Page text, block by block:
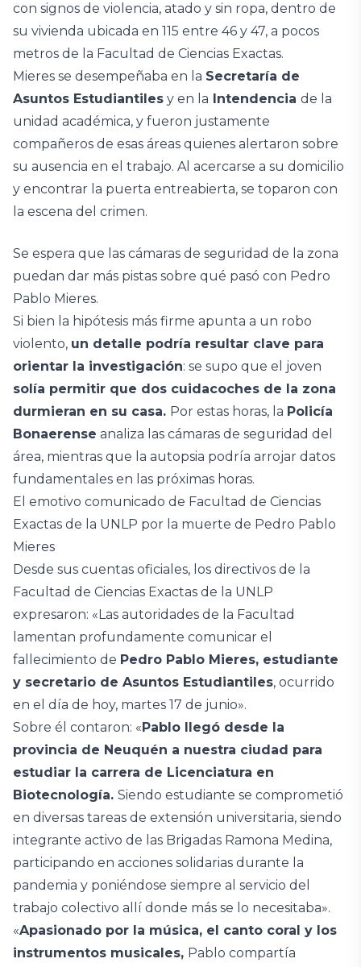
con signos de violencia, atado y sin ropa, dentro de
su vivienda ubicada en 115 entre 46 y 47, a pocos
metros de la Facultad de Ciencias Exactas.
Mieres se desempeñaba en la Secretaría de
Asuntos Estudiantiles y en la Intendencia de la
unidad académica, y fueron justamente
compañeros de esas áreas quienes alertaron sobre
su ausencia en el trabajo. Al acercarse a su domicilio
y encontrar la puerta entreabierta, se toparon con
la escena del crimen.
Se espera que las cámaras de seguridad de la zona
puedan dar más pistas sobre qué pasó con Pedro
Pablo Mieres.
Si bien la hipótesis más firme apunta a un robo
violento, un detalle podría resultar clave para
orientar la investigación: se supo que el joven
solía permitir que dos cuidacoches de la zona
durmieran en su casa. Por estas horas, la Policía
Bonaerense analiza las cámaras de seguridad del
área, mientras que la autopsia podría arrojar datos
fundamentales en las próximas horas.
El emotivo comunicado de Facultad de Ciencias
Exactas de la UNLP por la muerte de Pedro Pablo
Mieres
Desde sus cuentas oficiales, los directivos de la
Facultad de Ciencias Exactas de la UNLP
expresaron: «Las autoridades de la Facultad
lamentan profundamente comunicar el
fallecimiento de Pedro Pablo Mieres, estudiante
y secretario de Asuntos Estudiantiles, ocurrido
en el día de hoy, martes 17 de junio».
Sobre él contaron: «Pablo llegó desde la
provincia de Neuquén a nuestra ciudad para
estudiar la carrera de Licenciatura en
Biotecnología. Siendo estudiante se comprometió
en diversas tareas de extensión universitaria, siendo
integrante activo de las Brigadas Ramona Medina,
participando en acciones solidarias durante la
pandemia y poniéndose siempre al servicio del
trabajo colectivo allí donde más se lo necesitaba».
«Apasionado por la música, el canto coral y los
instrumentos musicales, Pablo compartía